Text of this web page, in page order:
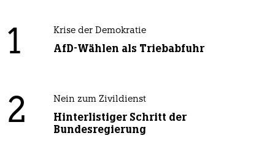
1 Krise der Demokratie
AfD-Wählen als Triebabfuhr
2 Nein zum Zivildienst
Hinterlistiger Schritt der
Bundesregierung